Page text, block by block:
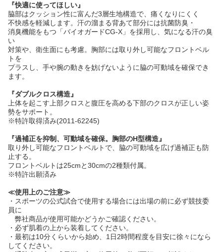
『快適に使ってほしい』
脇部はクッション性に富んだ3層生地構造で、痛くなりにくく
不快感を軽減します。汗の溜まる背あて部分には抗菌防臭・
消臭機能をもつ「バイオガードCG-X」を採用し、気になる汗の臭
い
対策や、衛生面にも考慮。胸部には取り外し可能なフロントベル
トを
プラスし、手や腕の動きを妨げないように脇の可動域を確保でき
ます。
『ダブルクロス構造』
上体を起こす上部クロスと腹圧を高める下部のクロスが正しい姿
勢をサポート。
※特許取得済み(2011-62245)
『過補正を抑制、可動域を確保。胸部のH型構造』
取り外し可能なフロントベルトで、脇の可動域を広げ過補正も防
止する。
フロントベルトは25cmと30cmの2種類付属。
※特許出願済み
≪使用上のご注意≫
・スポーツの公式試合で使用する場合には出場の前に必ず競技委
員に
弊社商品が使用可能かどうかご確認ください。
・必ず肌着の上から装着してください。
・最初は10分くらいから始め、1日2時間程度を目安に徐々になら
してください。